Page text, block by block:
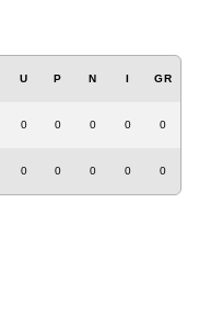
U P N I GR
0 0 0 0 0
0 0 0 0 0